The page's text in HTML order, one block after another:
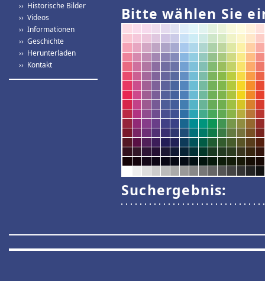
›› Historische Bilder
›› Videos
›› Informationen
›› Geschichte
›› Herunterladen
›› Kontakt
Bitte wählen Sie
Suchergebnis: